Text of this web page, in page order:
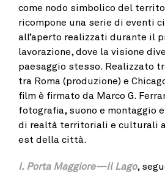
come nodo simbolico del
ricompone una serie di eventi
all’aperto realizzati durante il
lavorazione, dove la visione
paesaggio stesso. Realizzato
tra Roma (produzione) e
film è firmato da Marco G.
fotografia, suono e montaggio
di realtà territoriali e culturali
est della città.
I. Porta Maggiore—Il Lago,